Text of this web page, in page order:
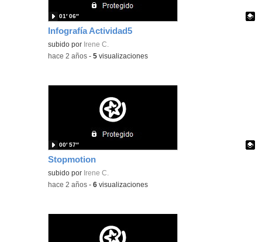
Infografía Actividad5
Contenido educativo.
subido por Irene C.
01′ 06″
-hace 2 años -5 visualizaciones
Stopmotion
Contenido educativo.
subido por Irene C.
00′ 57″
-hace 2 años -6 visualizaciones